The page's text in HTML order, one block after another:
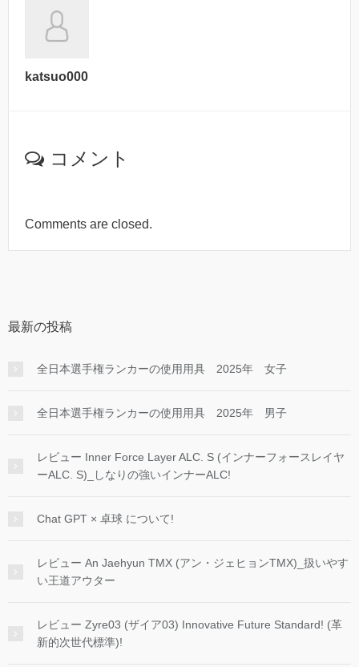
katsuo000
コメント
Comments are closed.
最新の投稿
全日本選手権ランカーの使用用具 2025年 女子
全日本選手権ランカーの使用用具 2025年 男子
レビュー Inner Force Layer ALC. S (インナーフォースレイヤ
ーALC. S)_しなりの強いインナーALC!
Chat GPT × 卓球 について!
レビュー An Jaehyun TMX (アン・ジェヒョンTMX)_扱いやす
い王道アウター
レビュー Zyre03 (ザイア03) Innovative Future Standard! (革
新的次世代標準)!